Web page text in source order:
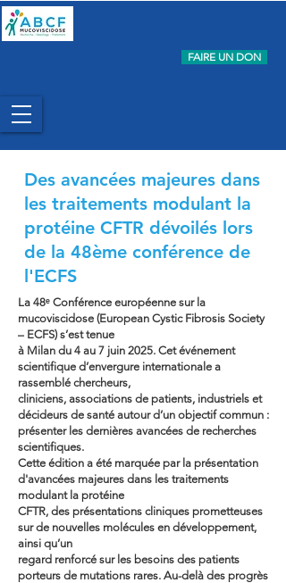
FAIRE UN DON
Des avancées majeures dans
les traitements modulant la
protéine CFTR dévoilés lors
de la 48ème conférence de
l'ECFS
La 48ᵉ Conférence européenne sur la
mucoviscidose (European Cystic Fibrosis Society
– ECFS) s’est tenue
à Milan du 4 au 7 juin 2025. Cet événement
scientifique d’envergure internationale a
rassemblé chercheurs,
cliniciens, associations de patients, industriels et
décideurs de santé autour d’un objectif commun :
présenter les dernières avancées de recherches
scientifiques.
Cette édition a été marquée par la présentation
d'avancées majeures dans les traitements
modulant la protéine
CFTR, des présentations cliniques prometteuses
sur de nouvelles molécules en développement,
ainsi qu’un
regard renforcé sur les besoins des patients
porteurs de mutations rares. Au-delà des progrès